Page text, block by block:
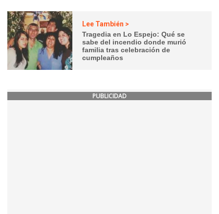
Lee También >
Tragedia en Lo Espejo: Qué se
sabe del incendio donde murió
familia tras celebración de
cumpleaños
PUBLICIDAD